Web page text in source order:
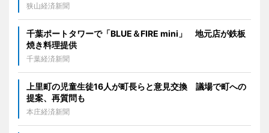
狭山経済新聞
千葉ポートタワーで「BLUE＆FIRE mini」 地元店が鉄板
焼き料理提供
千葉経済新聞
上里町の児童生徒16人が町長らと意見交換 議場で町への
提案、再質問も
本庄経済新聞